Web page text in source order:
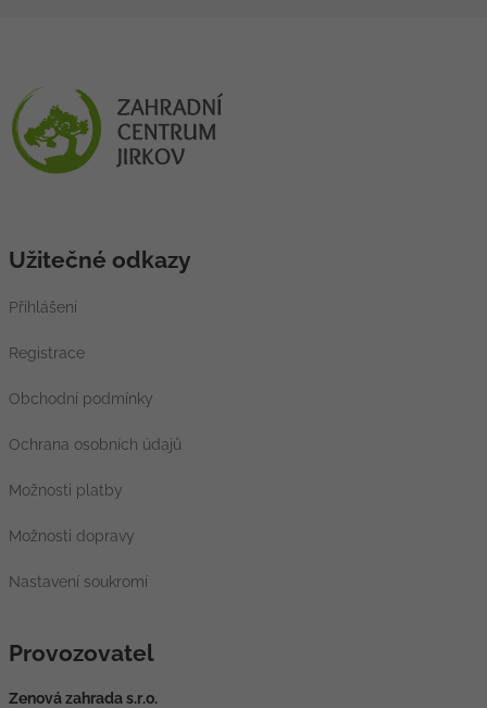
Užitečné odkazy
Přihlášení
Registrace
Obchodní podmínky
Ochrana osobních údajů
Možnosti platby
Možnosti dopravy
Nastavení soukromí
Provozovatel
Zenová zahrada s.r.o.